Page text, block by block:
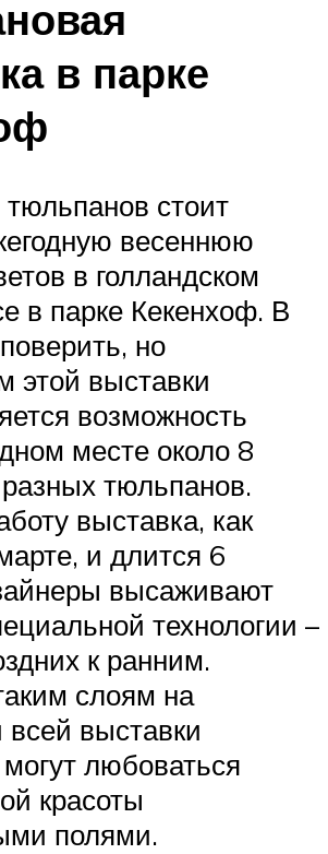
в парке
стоит
весеннюю
в голландском
в парке Кекенхоф. В
но
этой выставки
возможность
месте около 8
тюльпанов.
выставка, как
и длится 6
высаживают
технологии –
к ранним.
слоям на
выставки
любоваться
красоты
полями.